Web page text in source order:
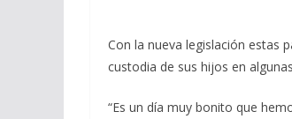
Con la nueva legislación estas
custodia de sus hijos en
“Es un día muy bonito que